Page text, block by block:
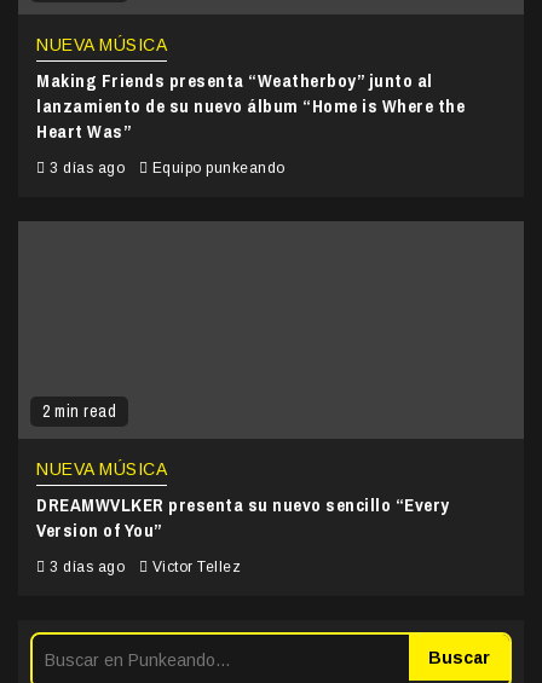
NUEVA MÚSICA
Making Friends presenta “Weatherboy” junto al
lanzamiento de su nuevo álbum “Home is Where the
Heart Was”
3 días ago Equipo punkeando
2 min read
NUEVA MÚSICA
DREAMWVLKER presenta su nuevo sencillo “Every
Version of You”
3 días ago Victor Tellez
Buscar